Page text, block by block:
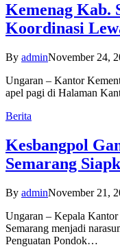
Kemenag Kab.
Koordinasi
By adminNovember 24,
Ungaran – Kantor
apel pagi di Halaman
Berita
Kesbangpol
Semarang
By adminNovember 21,
Ungaran – Kepala
Semarang menjadi
Penguatan Pondok…